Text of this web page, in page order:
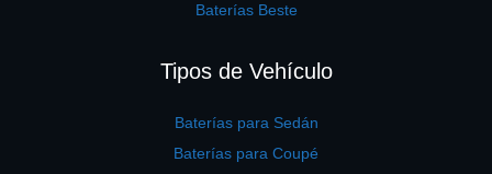
Baterías Beste
Tipos de Vehículo
Baterías para Sedán
Baterías para Coupé